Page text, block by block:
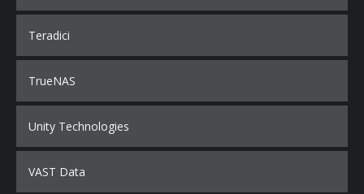
Teradici
TrueNAS
Unity Technologies
VAST Data